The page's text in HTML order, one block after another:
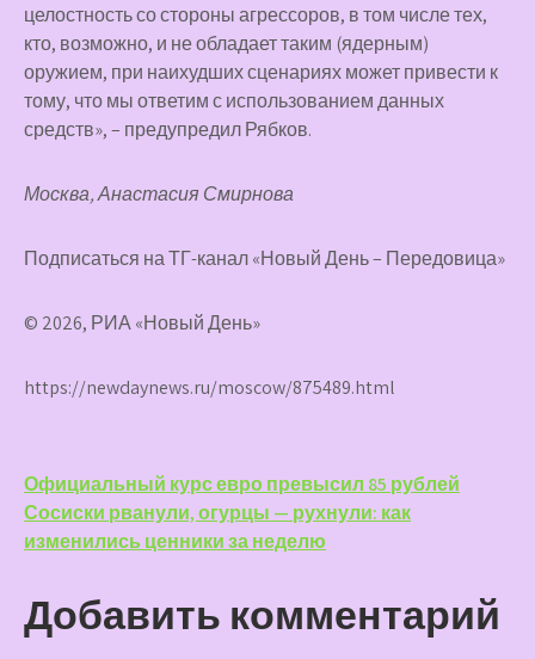
целостность со стороны агрессоров, в том числе тех,
кто, возможно, и не обладает таким (ядерным)
оружием, при наихудших сценариях может привести к
тому, что мы ответим с использованием данных
средств», – предупредил Рябков.
Москва, Анастасия Смирнова
Подписаться на ТГ-канал «Новый День – Передовица»
© 2026, РИА «Новый День»
https://newdaynews.ru/moscow/875489.html
Навигация
по
Официальный курс евро превысил 85 рублей
Сосиски рванули, огурцы — рухнули: как
изменились ценники за неделю
Добавить комментарий